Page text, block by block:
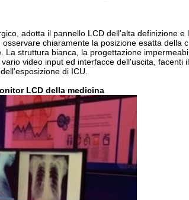
adotta il pannello LCD dell'alta definizione e
chiaramente la posizione esatta della
struttura bianca, la progettazione
video input ed interfacce dell'uscita, facenti
di ICU.
LCD della medicina